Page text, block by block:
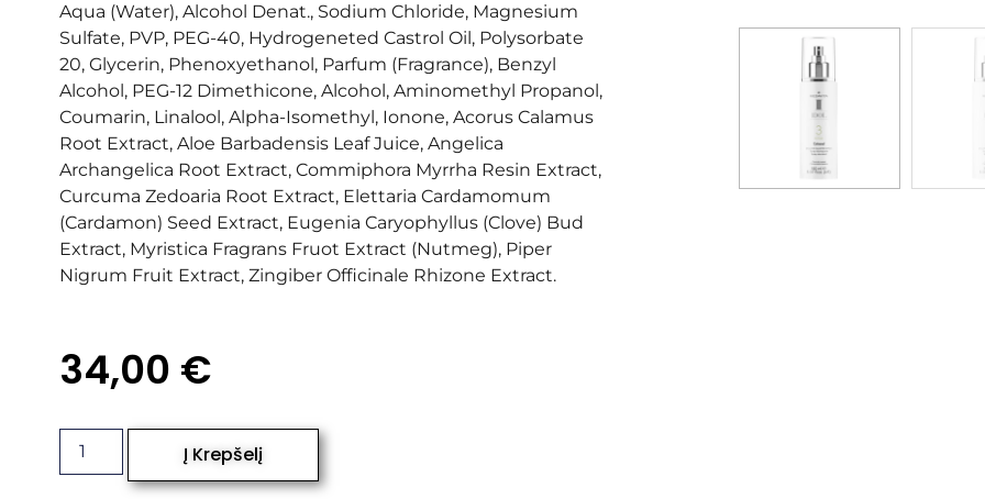
Aqua (Water), Alcohol Denat., Sodium Chloride, Magnesium
Sulfate, PVP, PEG-40, Hydrogeneted Castrol Oil, Polysorbate
20, Glycerin, Phenoxyethanol, Parfum (Fragrance), Benzyl
Alcohol, PEG-12 Dimethicone, Alcohol, Aminomethyl Propanol,
Coumarin, Linalool, Alpha-Isomethyl, Ionone, Acorus Calamus
Root Extract, Aloe Barbadensis Leaf Juice, Angelica
Archangelica Root Extract, Commiphora Myrrha Resin Extract,
Curcuma Zedoaria Root Extract, Elettaria Cardamomum
(Cardamon) Seed Extract, Eugenia Caryophyllus (Clove) Bud
Extract, Myristica Fragrans Fruot Extract (Nutmeg), Piper
Nigrum Fruit Extract, Zingiber Officinale Rhizone Extract.
34,00 €
Į Krepšelį